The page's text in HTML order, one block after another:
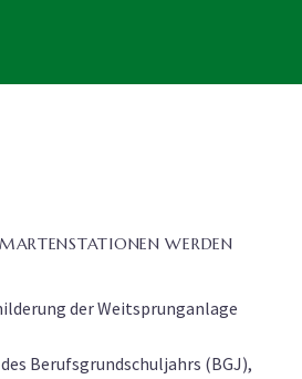
WERDEN
der Weitsprunganlage
Berufsgrundschuljahrs (BGJ),